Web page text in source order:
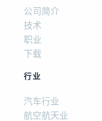
公司简介
技术
职业
下载
行业
汽车行业
航空航天业